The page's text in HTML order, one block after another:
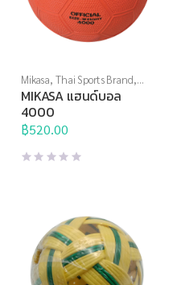
Mikasa, Thai Sports Brand,
กีฬาประเภททีม,ลูกบอล,
แฮนด์บอล
MIKASA แฮนด์บอล
4000
฿520.00